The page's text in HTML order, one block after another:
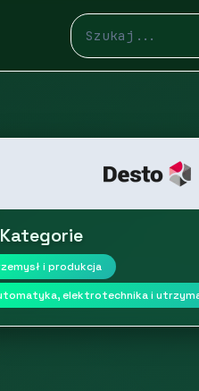
Kategorie
i produkcja
elektrotechnika i